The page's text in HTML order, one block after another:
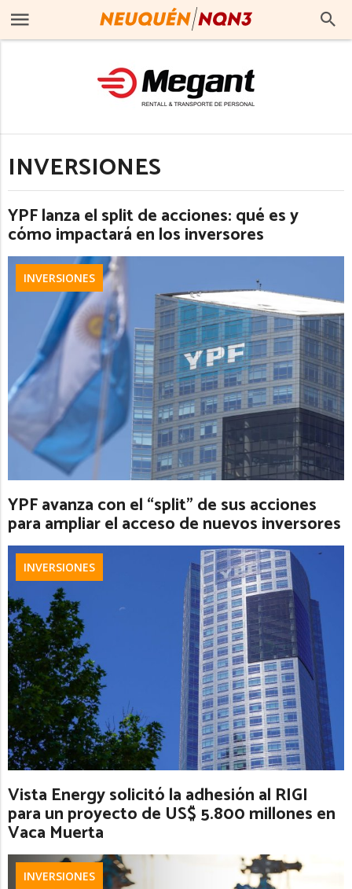
INVERSIONES
YPF lanza el split de acciones: qué es y
cómo impactará en los inversores
INVERSIONES
YPF avanza con el “split” de sus acciones
para ampliar el acceso de nuevos inversores
INVERSIONES
Vista Energy solicitó la adhesión al RIGI
para un proyecto de US$ 5.800 millones en
Vaca Muerta
INVERSIONES